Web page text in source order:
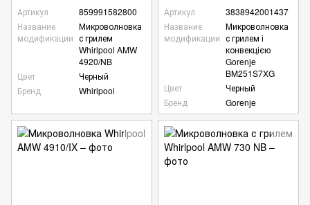
Артикул
859991582800
Название
модификации
Микроволновка
с грилем
Whirlpool AMW
4920/NB
Цвет
Черный
Бренд
Whirlpool
Артикул
3838942001437
Название
модификации
Микроволновка
с грилем і
конвекцією
Gorenje
BM251S7XG
Цвет
Черный
Бренд
Gorenje